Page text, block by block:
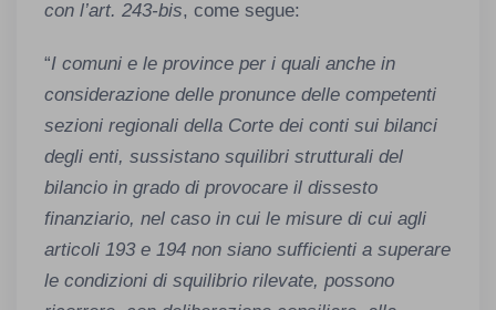
con l’art. 243-bis, come segue:
“I comuni e le province per i quali anche in
considerazione delle pronunce delle competenti
sezioni regionali della Corte dei conti sui bilanci
degli enti, sussistano squilibri strutturali del
bilancio in grado di provocare il dissesto
finanziario, nel caso in cui le misure di cui agli
articoli 193 e 194 non siano sufficienti a superare
le condizioni di squilibrio rilevate, possono